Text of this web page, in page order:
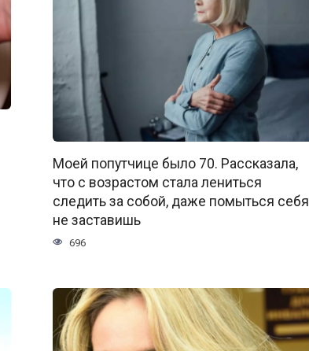
Моей попутчице было 70. Рассказала,
что с возрастом стала лениться
следить за собой, даже помыться себя
не заставишь
696